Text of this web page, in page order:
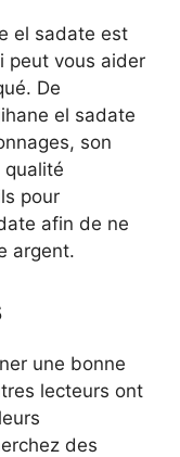
el sadate est
peut vous aider
De
el sadate
son
qualité
pour
afin de ne
argent.
une bonne
lecteurs ont
des